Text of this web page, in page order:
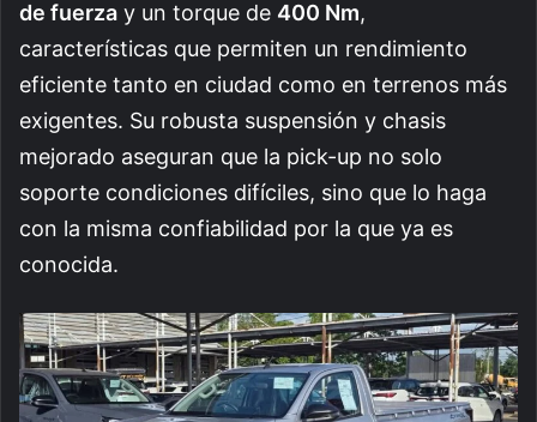
de fuerza y un torque de 400 Nm,
características que permiten un rendimiento
eficiente tanto en ciudad como en terrenos más
exigentes. Su robusta suspensión y chasis
mejorado aseguran que la pick-up no solo
soporte condiciones difíciles, sino que lo haga
con la misma confiabilidad por la que ya es
conocida.